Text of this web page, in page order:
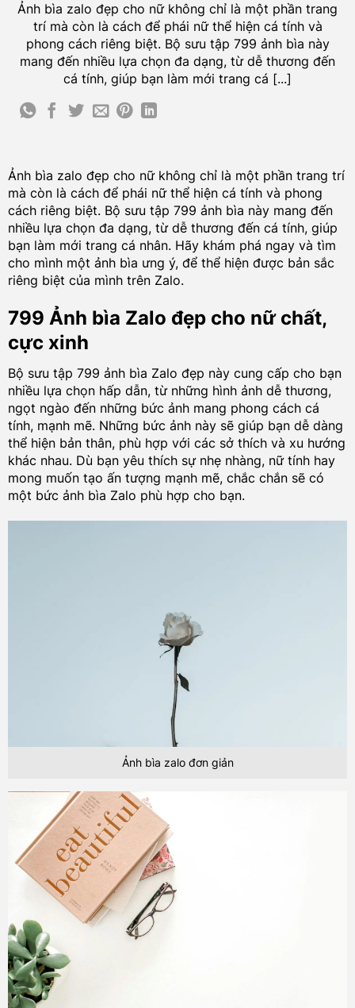
Ảnh bìa zalo đẹp cho nữ không chỉ là một phần trang
trí mà còn là cách để phái nữ thể hiện cá tính và
phong cách riêng biệt. Bộ sưu tập 799 ảnh bìa này
mang đến nhiều lựa chọn đa dạng, từ dễ thương đến
cá tính, giúp bạn làm mới trang cá [...]
Ảnh bìa zalo đẹp cho nữkhông chỉ là một phần trang trí
mà còn là cách để phái nữ thể hiện cá tính và phong
cách riêng biệt. Bộ sưu tập 799 ảnh bìa này mang đến
nhiều lựa chọn đa dạng, từ dễ thương đến cá tính, giúp
bạn làm mới trang cá nhân. Hãy khám phá ngay và tìm
cho mình một ảnh bìa ưng ý, để thể hiện được bản sắc
riêng biệt của mình trên Zalo.
799 Ảnh bìa Zalo đẹp cho nữ chất,
cực xinh
Bộ sưu tập 799 ảnh bìa Zalo đẹp này cung cấp cho bạn
nhiều lựa chọn hấp dẫn, từ những hình ảnh dễ thương,
ngọt ngào đến những bức ảnh mang phong cách cá
tính, mạnh mẽ. Những bức ảnh này sẽ giúp bạn dễ dàng
thể hiện bản thân, phù hợp với các sở thích và xu hướng
khác nhau. Dù bạn yêu thích sự nhẹ nhàng, nữ tính hay
mong muốn tạo ấn tượng mạnh mẽ, chắc chắn sẽ có
một bức ảnh bìa Zalo phù hợp cho bạn.
Ảnh bìa zalo đơn giản